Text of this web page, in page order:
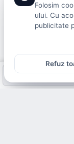
Fotbal intern
Fotbal extern
© 2026
SCORURI,
Fotbal intern
Folosim
ului. Cu
publicitate
Refuz